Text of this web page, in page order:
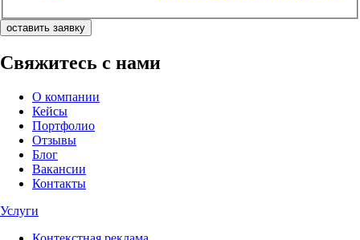
оставить заявку
Свяжитесь с нами
О компании
Кейсы
Портфолио
Отзывы
Блог
Вакансии
Контакты
Услуги